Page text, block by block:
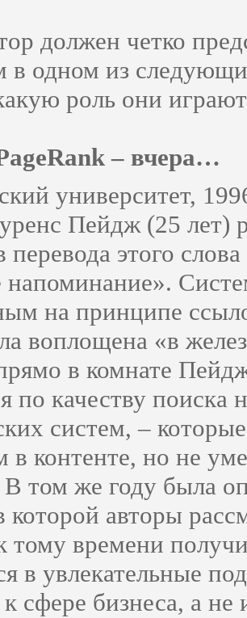
должен четко
в одном из
роль они
– вчера…
университет,
Пейдж (25 лет)
перевода этого
напоминание».
на принципе
воплощена «в
в комнате
по качеству
систем, –
в контенте, но не
том же году была
которой авторы
тому времени
в увлекательные
к сфере бизнеса, а